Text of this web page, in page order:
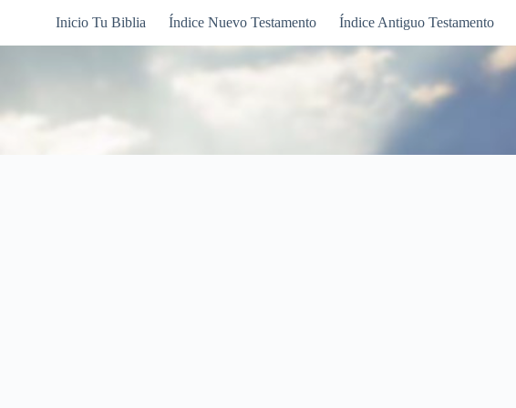
Inicio Tu Biblia Índice Nuevo Testamento Índice Antiguo Testamento